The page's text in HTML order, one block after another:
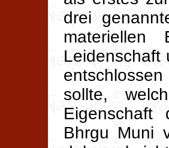
drei
materiellen
Leidenschaft
sollte,
Eigenschaft
Bhrgu Muni